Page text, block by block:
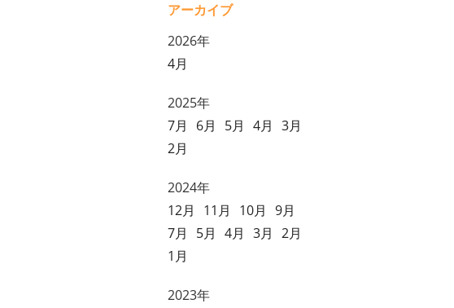
アーカイブ
2026年
4月
2025年
7月
6月 5月 4月 3月
2月
2024年
12月
11月 10月 9月
7月
5月 4月 3月 2月
1月
2023年